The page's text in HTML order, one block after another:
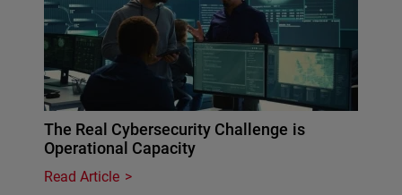
The Real Cybersecurity Challenge is
Operational Capacity
Read Article